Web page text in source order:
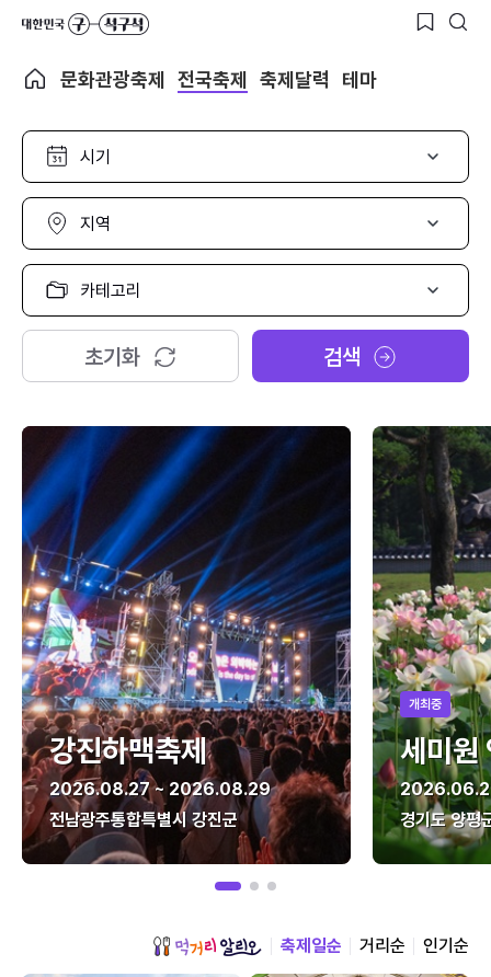
문화관광축제 전국축제 축제달력 테마
시
선
택
지
선
택
카
고
리
택
초기화 검색
강진하맥축제
2026.08.27 ~ 2026.08.29
전남광주통합특별시 강진군
개최중
세미원
경기도 양평
축제일순 거리순 인기순